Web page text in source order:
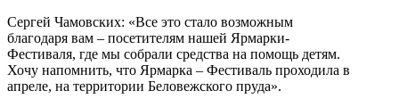
Сергей Чамовских: «Все это стало возможным
благодаря вам – посетителям нашей Ярмарки-
Фестиваля, где мы собрали средства на помощь детям.
Хочу напомнить, что Ярмарка – Фестиваль проходила в
апреле, на территории Беловежского пруда».